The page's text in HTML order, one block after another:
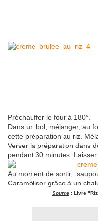
Préchauffer le four à 180°.
Dans un bol, mélanger, au
cette préparation au riz.
Verser la préparation dans
pendant 30 minutes.
Au moment de sortir,
Caraméliser grâce à un
Source : Livre